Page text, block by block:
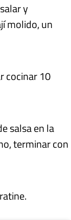
y
molido, un
cocinar 10
salsa en la
terminar con